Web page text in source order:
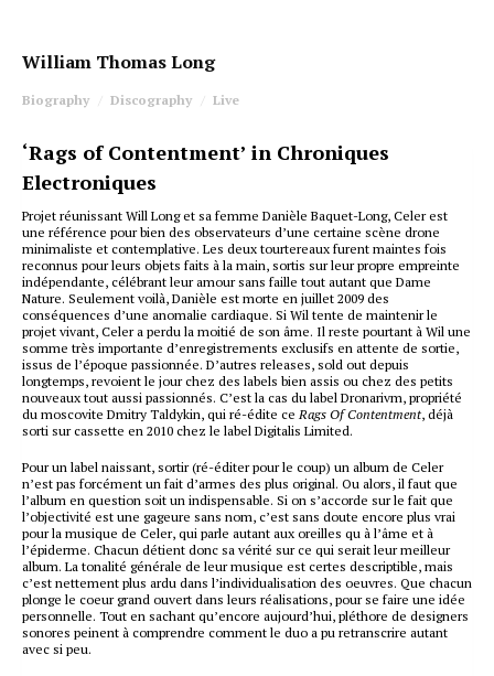
William Thomas Long
Biography Discography Live
‘Rags of Contentment’ in Chroniques
Electroniques
Projet réunissant Will Long et sa femme Danièle Baquet-Long, Celer est
une référence pour bien des observateurs d’une certaine scène drone
minimaliste et contemplative. Les deux tourtereaux furent maintes fois
reconnus pour leurs objets faits à la main, sortis sur leur propre empreinte
indépendante, célébrant leur amour sans faille tout autant que Dame
Nature. Seulement voilà, Danièle est morte en juillet 2009 des
conséquences d’une anomalie cardiaque. Si Wil tente de maintenir le
projet vivant, Celer a perdu la moitié de son âme. Il reste pourtant à Wil une
somme très importante d’enregistrements exclusifs en attente de sortie,
issus de l’époque passionnée. D’autres releases, sold out depuis
longtemps, revoient le jour chez des labels bien assis ou chez des petits
nouveaux tout aussi passionnés. C’est la cas du label Dronarivm, propriété
du moscovite Dmitry Taldykin, qui ré-édite ce Rags Of Contentment, déjà
sorti sur cassette en 2010 chez le label Digitalis Limited.
Pour un label naissant, sortir (ré-éditer pour le coup) un album de Celer
n’est pas forcément un fait d’armes des plus original. Ou alors, il faut que
l’album en question soit un indispensable. Si on s’accorde sur le fait que
l’objectivité est une gageure sans nom, c’est sans doute encore plus vrai
pour la musique de Celer, qui parle autant aux oreilles qu à l’âme et à
l’épiderme. Chacun détient donc sa vérité sur ce qui serait leur meilleur
album. La tonalité générale de leur musique est certes descriptible, mais
c’est nettement plus ardu dans l’individualisation des oeuvres. Que chacun
plonge le coeur grand ouvert dans leurs réalisations, pour se faire une idée
personnelle. Tout en sachant qu’encore aujourd’hui, pléthore de designers
sonores peinent à comprendre comment le duo a pu retranscrire autant
avec si peu.